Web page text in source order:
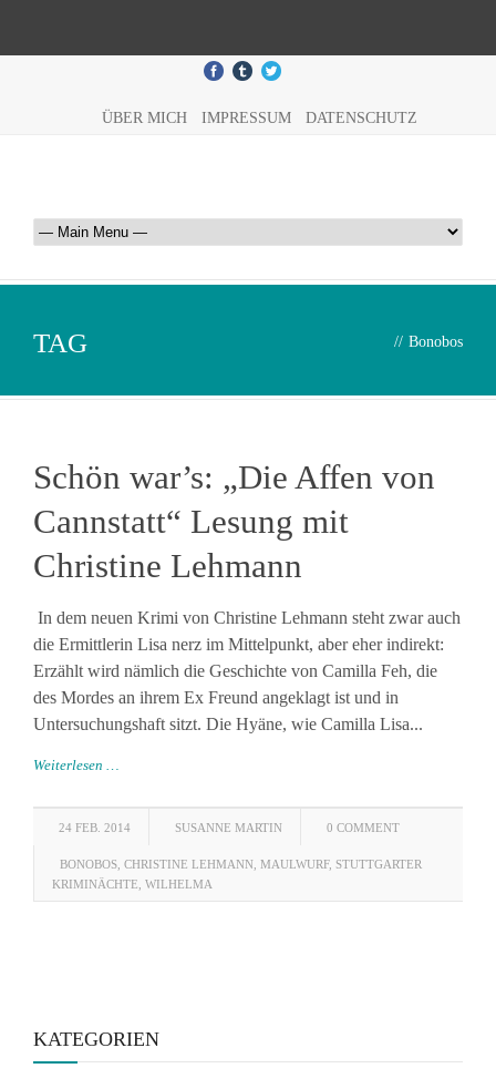
ÜBER MICH IMPRESSUM DATENSCHUTZ
TAG // Bonobos
Schön war’s: „Die Affen von
Cannstatt“ Lesung mit
Christine Lehmann
In dem neuen Krimi von Christine Lehmann steht zwar auch
die Ermittlerin Lisa nerz im Mittelpunkt, aber eher indirekt:
Erzählt wird nämlich die Geschichte von Camilla Feh, die
des Mordes an ihrem Ex Freund angeklagt ist und in
Untersuchungshaft sitzt. Die Hyäne, wie Camilla Lisa...
Weiterlesen …
24 FEB. 2014 SUSANNE MARTIN 0 COMMENT
BONOBOS CHRISTINE LEHMANN MAULWURF, STUTTGARTER
KRIMINÄCHTE WILHELMA
KATEGORIEN